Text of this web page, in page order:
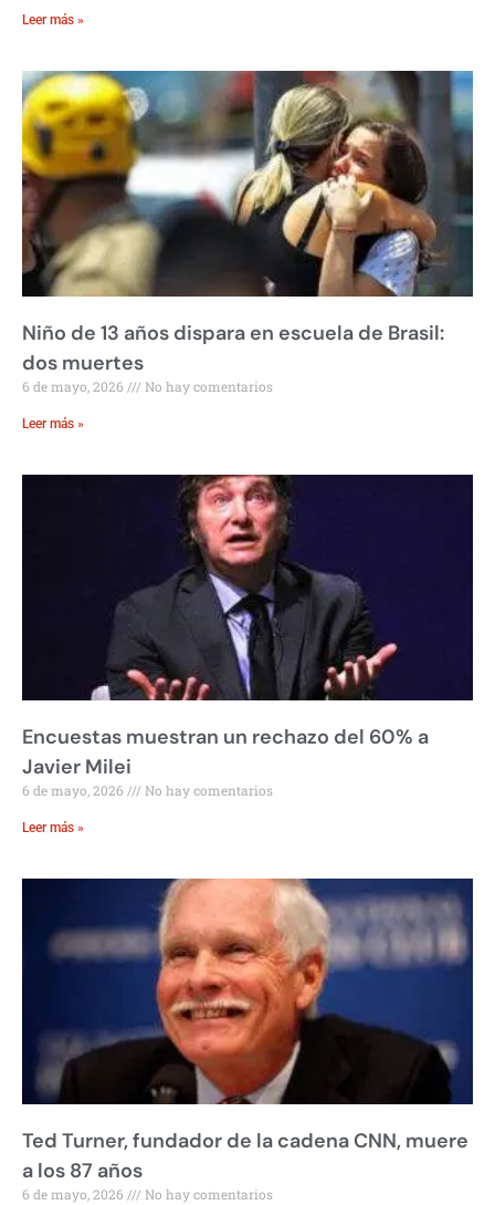
Leer más »
Niño de 13 años dispara en escuela de Brasil:
dos muertes
6 de mayo, 2026 No hay comentarios
Leer más »
Encuestas muestran un rechazo del 60% a
Javier Milei
6 de mayo, 2026 No hay comentarios
Leer más »
Ted Turner, fundador de la cadena CNN, muere
a los 87 años
6 de mayo, 2026 No hay comentarios